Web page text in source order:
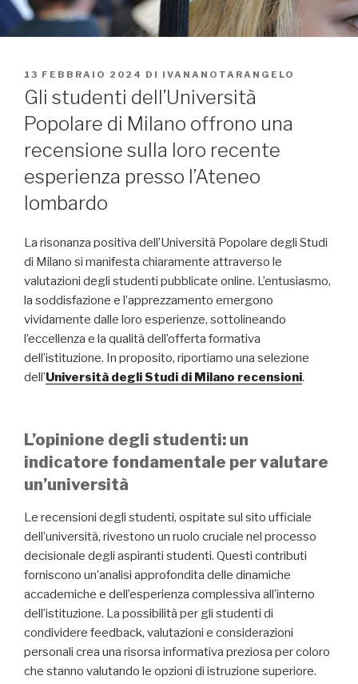
PUBBLICATO
IL
13 FEBBRAIO 2024 DI IVANANOTARANGELO
Gli studenti dell’Università
Popolare di Milano offrono una
recensione sulla loro recente
esperienza presso l’Ateneo
lombardo
La risonanza positiva dell’Università Popolare degli Studi
di Milano si manifesta chiaramente attraverso le
valutazioni degli studenti pubblicate online. L’entusiasmo,
la soddisfazione e l’apprezzamento emergono
vividamente dalle loro esperienze, sottolineando
l’eccellenza e la qualità dell’offerta formativa
dell’istituzione. In proposito, riportiamo una selezione
dell’Università degli Studi di Milano recensioni.
L’opinione degli studenti: un
indicatore fondamentale per valutare
un’università
Le recensioni degli studenti, ospitate sul sito ufficiale
dell’università, rivestono un ruolo cruciale nel processo
decisionale degli aspiranti studenti. Questi contributi
forniscono un’analisi approfondita delle dinamiche
accademiche e dell’esperienza complessiva all’interno
dell’istituzione. La possibilità per gli studenti di
condividere feedback, valutazioni e considerazioni
personali crea una risorsa informativa preziosa per coloro
che stanno valutando le opzioni di istruzione superiore.